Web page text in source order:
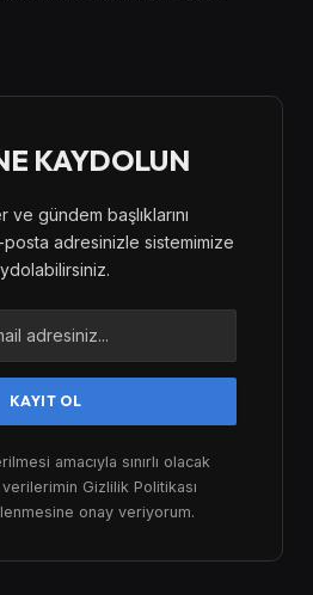
KAYDOLUN
ve gündem başlıklarını
posta adresinizle sistemimize
amacıyla sınırlı olacak
Gizlilik Politikası
onay veriyorum.